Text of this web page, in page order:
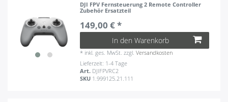
DJI FPV Fernsteuerung 2 Remote Controller
Zubehör Ersatzteil
149,00 € *
In den Warenkorb
* inkl. ges. MwSt. zzgl.Versandkosten
Lieferzeit: 1-4 Tage
Art. DJIFPVRC2
SKU 1.999125.21.111